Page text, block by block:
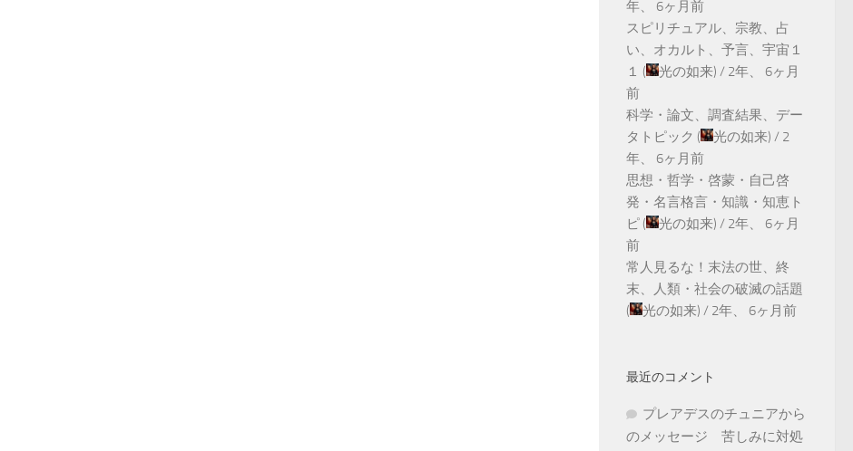
年、 6ヶ月前
スピリチュアル、宗教、占
い、オカルト、予言、宇宙１
１ ( 光の如来) / 2年、 6ヶ月
前
科学・論文、調査結果、デー
タトピック ( 光の如来) / 2
年、 6ヶ月前
思想・哲学・啓蒙・自己啓
発・名言格言・知識・知恵ト
ピ ( 光の如来) / 2年、 6ヶ月
前
常人見るな！末法の世、終
末、人類・社会の破滅の話題
(
光の如来) / 2年、 6ヶ月前
最近のコメント
プレアデスのチュニアから
のメッセージ 苦しみに対処